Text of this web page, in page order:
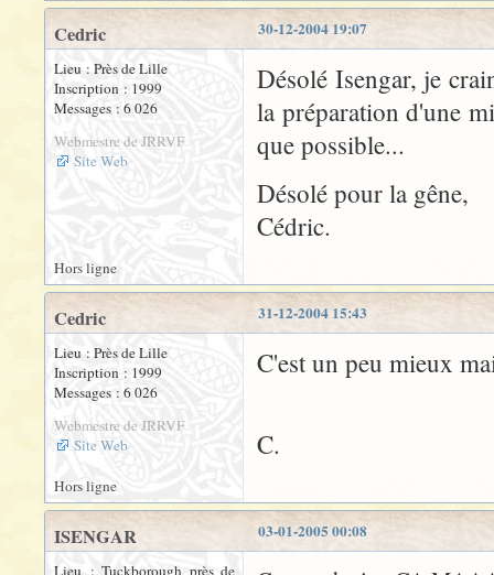
30-12-2004 19:07
Cedric
Lieu : Près de Lille
Inscription : 1999
Messages : 6 026
Webmestre de JRRVF
Site Web
Désolé Isengar, je
la préparation d'une
que possible...
Désolé pour la gêne,
Cédric.
Hors ligne
31-12-2004 15:43
Cedric
Lieu : Près de Lille
Inscription : 1999
Messages : 6 026
Webmestre de JRRVF
Site Web
C'est un peu mieux
C.
Hors ligne
03-01-2005 00:08
ISENGAR
Lieu : Tuckborough près de